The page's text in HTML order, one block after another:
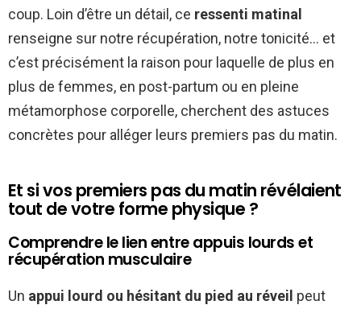
coup. Loin d’être un détail, ce ressenti matinal
renseigne sur notre récupération, notre tonicité… et
c’est précisément la raison pour laquelle de plus en
plus de femmes, en post-partum ou en pleine
métamorphose corporelle, cherchent des astuces
concrètes pour alléger leurs premiers pas du matin.
Et si vos premiers pas du matin révélaient
tout de votre forme physique ?
Comprendre le lien entre appuis lourds et
récupération musculaire
Un appui lourd ou hésitant du pied au réveil peut